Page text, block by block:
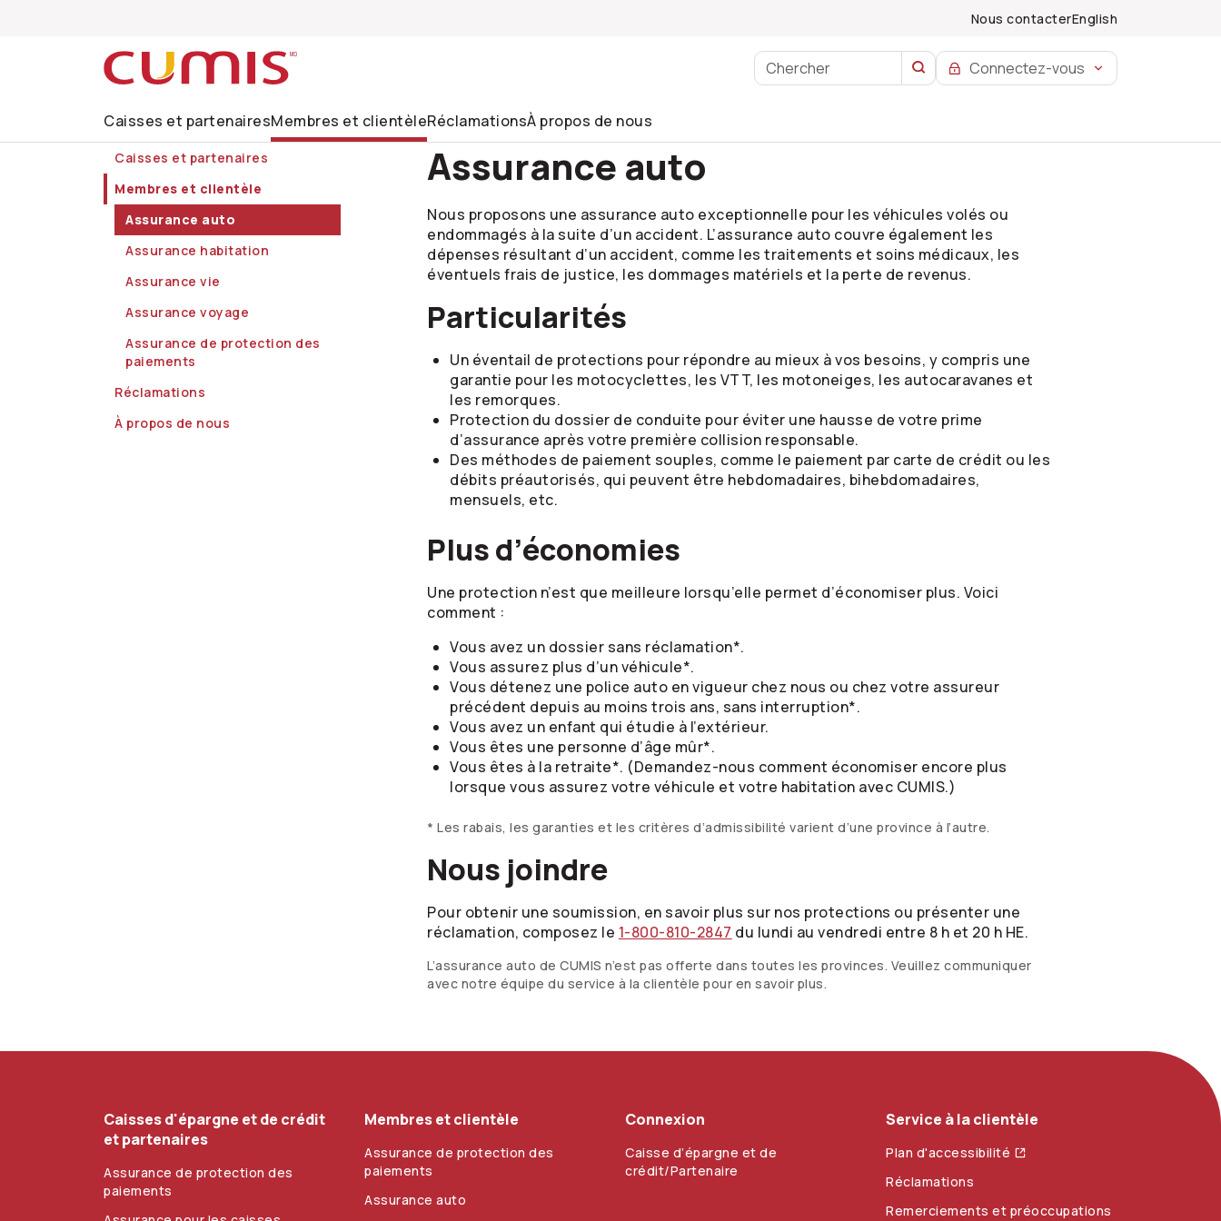
Nous contacterEnglish
Connectez-vous
Caisses et partenairesMembres et clientèleRéclamationsÀ propos de nous
Caisses et partenaires
Membres et clientèle
Assurance auto
Assurance habitation
Assurance vie
Assurance voyage
Assurance de protection des
paiements
Réclamations
À propos de nous
Assurance auto
Nous proposons une assurance auto exceptionnelle pour les véhicules volés ou
endommagés à la suite d’un accident. L’assurance auto couvre également les
dépenses résultant d’un accident, comme les traitements et soins médicaux, les
éventuels frais de justice, les dommages matériels et la perte de revenus.
Particularités
Un éventail de protections pour répondre au mieux à vos besoins, y compris une
garantie pour les motocyclettes, les VTT, les motoneiges, les autocaravanes et
les remorques.
Protection du dossier de conduite pour éviter une hausse de votre prime
d’assurance après votre première collision responsable.
Des méthodes de paiement souples, comme le paiement par carte de crédit ou les
débits préautorisés, qui peuvent être hebdomadaires, bihebdomadaires,
mensuels, etc.
Plus d’économies
Une protection n’est que meilleure lorsqu’elle permet d’économiser plus. Voici
comment :
Vous avez un dossier sans réclamation*.
Vous assurez plus d’un véhicule*.
Vous détenez une police auto en vigueur chez nous ou chez votre assureur
précédent depuis au moins trois ans, sans interruption*.
Vous avez un enfant qui étudie à l’extérieur.
Vous êtes une personne d’âge mûr*.
Vous êtes à la retraite*. (Demandez-nous comment économiser encore plus
lorsque vous assurez votre véhicule et votre habitation avec CUMIS.)
* Les rabais, les garanties et les critères d’admissibilité varient d’une province à l’autre.
Nous joindre
Pour obtenir une soumission, en savoir plus sur nos protections ou présenter une
réclamation, composez le 1-800-810-2847 du lundi au vendredi entre 8 h et 20 h HE.
L’assurance auto de CUMIS n’est pas offerte dans toutes les provinces. Veuillez communiquer
avec notre équipe du service à la clientèle pour en savoir plus.
Caisses d'épargne et de crédit
et partenaires
Assurance de protection des
paiements
Membres et clientèle
Assurance de protection des
paiements
Assurance auto
Connexion
Caisse d’épargne et de
crédit/Partenaire
Service à la clientèle
Plan d'accessibilité
Réclamations
Remerciements et préoccupations